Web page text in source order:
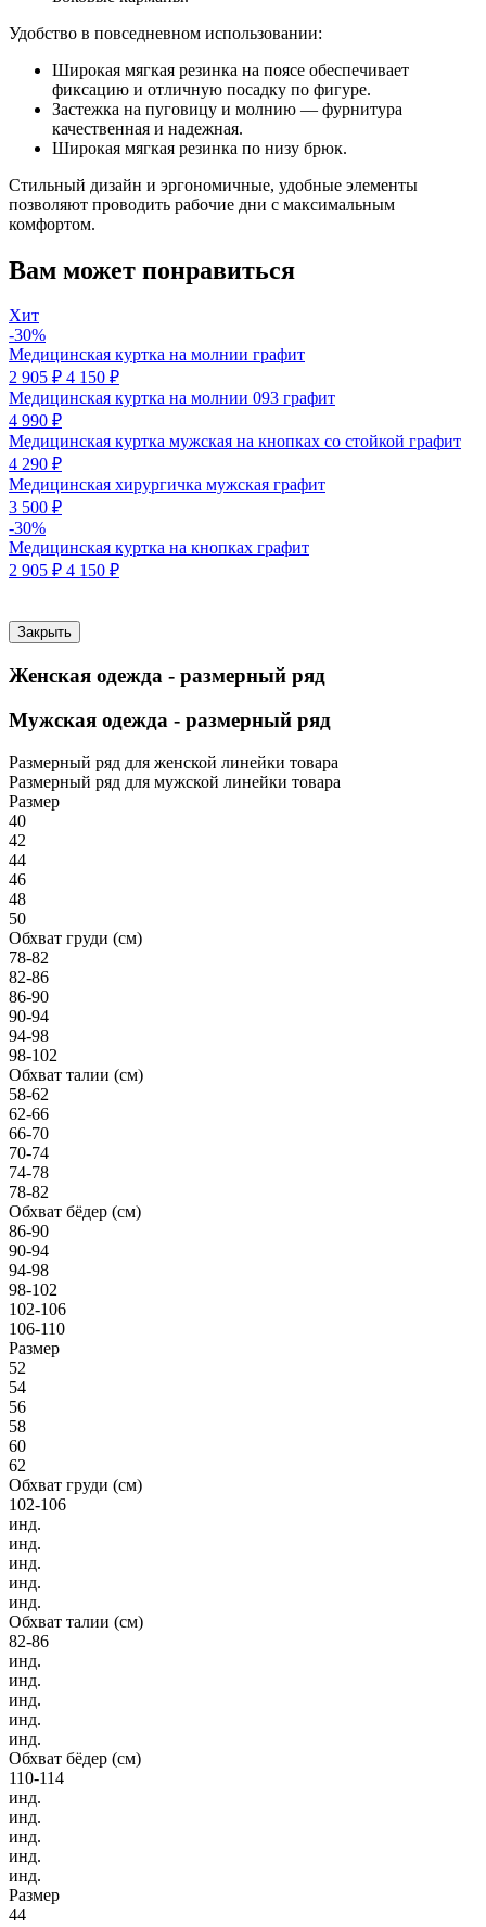
Удобство в повседневном использовании:
Широкая мягкая резинка на поясе обеспечивает
фиксацию и отличную посадку по фигуре.
Застежка на пуговицу и молнию — фурнитура
качественная и надежная.
Широкая мягкая резинка по низу брюк.
Стильный дизайн и эргономичные, удобные элементы
позволяют проводить рабочие дни с максимальным
комфортом.
Вам может понравиться
Хит
-30%
Медицинская куртка на молнии графит
2 905 ₽ 4 150 ₽
Медицинская куртка на молнии 093 графит
4 990 ₽
Медицинская куртка мужская на кнопках со стойкой графит
4 290 ₽
Медицинская хирургичка мужская графит
3 500 ₽
-30%
Медицинская куртка на кнопках графит
2 905 ₽ 4 150 ₽
Закрыть
Женская одежда - размерный ряд
Мужская одежда - размерный ряд
Размерный ряд для женской линейки товара
Размерный ряд для мужской линейки товара
Размер
40
42
44
46
48
50
Обхват груди (см)
78-82
82-86
86-90
90-94
94-98
98-102
Обхват талии (см)
58-62
62-66
66-70
70-74
74-78
78-82
Обхват бёдер (см)
86-90
90-94
94-98
98-102
102-106
106-110
Размер
52
54
56
58
60
62
Обхват груди (см)
102-106
инд.
инд.
инд.
инд.
инд.
Обхват талии (см)
82-86
инд.
инд.
инд.
инд.
инд.
Обхват бёдер (см)
110-114
инд.
инд.
инд.
инд.
инд.
Размер
44